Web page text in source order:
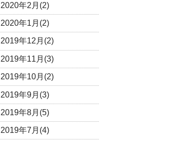
2020年2月(2)
2020年1月(2)
2019年12月(2)
2019年11月(3)
2019年10月(2)
2019年9月(3)
2019年8月(5)
2019年7月(4)